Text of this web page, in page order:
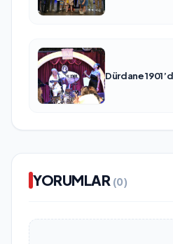
Dürdane
YORUMLAR (0)